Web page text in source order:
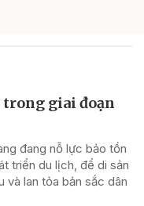
trong giai đoạn
đang nỗ lực bảo tồn
triển du lịch, để di sản
và lan tỏa bản sắc dân